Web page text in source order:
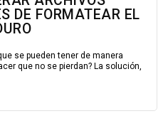
DE FORMATEAR EL
se pueden tener de manera
que no se pierdan? La solución,